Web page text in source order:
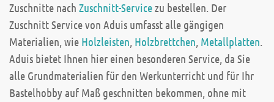
Zuschnitte nach Zuschnitt-Servicezu bestellen. Der
Zuschnitt Service von Aduis umfasst alle gängigen
Materialien, wie Holzleisten, Holzbrettchen, Metallplatten.
Aduis bietet Ihnen hier einen besonderen Service, da Sie
alle Grundmaterialien für den Werkunterricht und für Ihr
Bastelhobby auf Maß geschnitten bekommen, ohne mit